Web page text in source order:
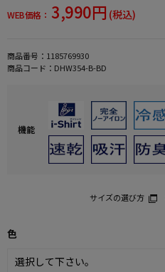
WEB価格： 3,990円 (税込)
商品番号： 1185769930
商品コード： DHW354-B-BD
機能
サイズの選び方
色